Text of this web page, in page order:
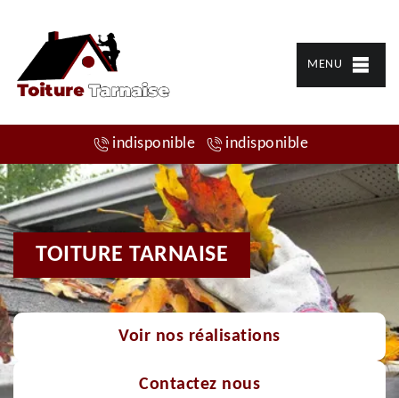
MENU
indisponible indisponible
TOITURE TARNAISE
Voir nos réalisations
Contactez nous